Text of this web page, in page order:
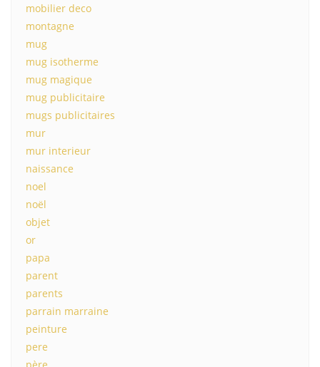
mobilier deco
montagne
mug
mug isotherme
mug magique
mug publicitaire
mugs publicitaires
mur
mur interieur
naissance
noel
noël
objet
or
papa
parent
parents
parrain marraine
peinture
pere